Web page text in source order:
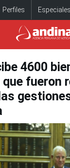
Perfiles Especiales
4600
fueron